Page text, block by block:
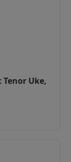
Tenor Uke,